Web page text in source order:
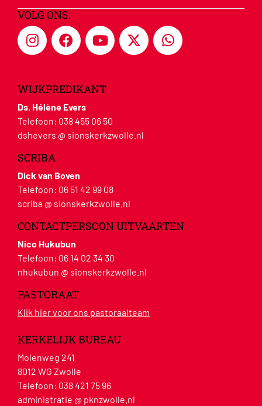
VOLG ONS:
WIJKPREDIKANT
Ds. Hélène Evers
Telefoon: 038 455 06 50
dshevers @ sionskerkzwolle.nl
SCRIBA
Dick van Boven
Telefoon: 06 51 42 99 08
scriba @ sionskerkzwolle.nl
CONTACTPERSOON UITVAARTEN
Nico Hukubun
Telefoon: 06 14 02 34 30
nhukubun @ sionskerkzwolle.nl
PASTORAAT
Klik hier voor ons pastoraalteam
KERKELIJK BUREAU
Molenweg 241
8012 WG Zwolle
Telefoon: 038 421 75 96
administratie @ pknzwolle.nl